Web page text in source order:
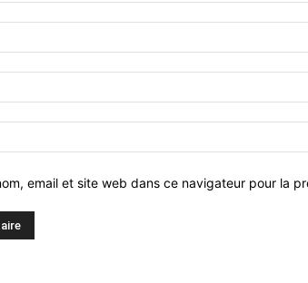
email et site web dans ce navigateur pour la